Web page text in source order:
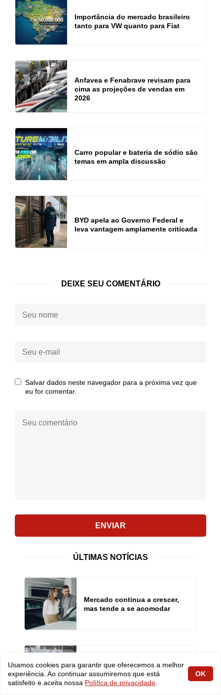
Importância do mercado brasileiro
tanto para VW quanto para Fiat
Anfavea e Fenabrave revisam para
cima as projeções de vendas em
2026
Carro popular e bateria de sódio são
temas em ampla discussão
BYD apela ao Governo Federal e
leva vantagem amplamente criticada
DEIXE SEU COMENTÁRIO
Seu
nome:
Seu
Salvar dados neste navegador para a próxima vez que
eu for comentar.
comentário:
ENVIAR
ÚLTIMAS NOTÍCIAS
Mercado continua a crescer,
mas tende a se acomodar
Excesso de confiança nos
recursos de segurança pode
aumentar acidentes
Usamos cookies para garantir que oferecemos a melhor
experiência. Ao continuar assumiremos que está
satisfeito e aceita nossa Política de privacidade
OK